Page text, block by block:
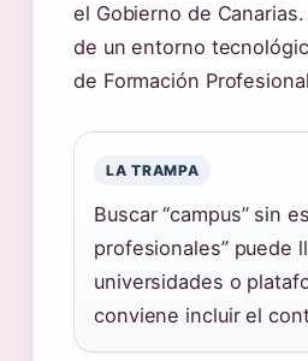
el Gobierno de
de un entorno
de Formación
LA TRAMPA
Buscar “campus” sin
profesionales” puede
universidades o
conviene incluir el